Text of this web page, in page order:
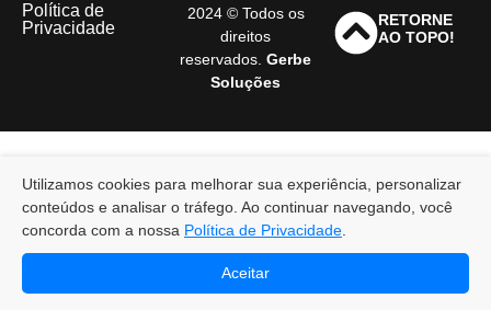
Utilizamos cookies para melhorar sua experiência, personalizar
conteúdos e analisar o tráfego. Ao continuar navegando, você
concorda com a nossa Política de Privacidade
Aceitar
Política de
Privacidade
2024 © Todos os
direitos
reservados. Gerbe
Soluções
RETORNE
AO TOPO!